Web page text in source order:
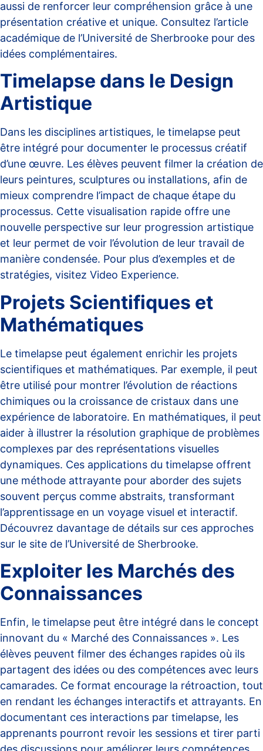
aussi de renforcer leur compréhension grâce à une
présentation créative et unique. Consultez l’article
académique de l’Université de Sherbrooke pour des
idées complémentaires.
Timelapse dans le Design
Artistique
Dans les disciplines artistiques, le timelapse peut
être intégré pour documenter le processus créatif
d’une œuvre. Les élèves peuvent filmer la création de
leurs peintures, sculptures ou installations, afin de
mieux comprendre l’impact de chaque étape du
processus. Cette visualisation rapide offre une
nouvelle perspective sur leur progression artistique
et leur permet de voir l’évolution de leur travail de
manière condensée. Pour plus d’exemples et de
stratégies, visitez Video Experience.
Projets Scientifiques et
Mathématiques
Le timelapse peut également enrichir les projets
scientifiques et mathématiques. Par exemple, il peut
être utilisé pour montrer l’évolution de réactions
chimiques ou la croissance de cristaux dans une
expérience de laboratoire. En mathématiques, il peut
aider à illustrer la résolution graphique de problèmes
complexes par des représentations visuelles
dynamiques. Ces applications du timelapse offrent
une méthode attrayante pour aborder des sujets
souvent perçus comme abstraits, transformant
l’apprentissage en un voyage visuel et interactif.
Découvrez davantage de détails sur ces approches
sur le site de l’Université de Sherbrooke.
Exploiter les Marchés des
Connaissances
Enfin, le timelapse peut être intégré dans le concept
innovant du « Marché des Connaissances ». Les
élèves peuvent filmer des échanges rapides où ils
partagent des idées ou des compétences avec leurs
camarades. Ce format encourage la rétroaction, tout
en rendant les échanges interactifs et attrayants. En
documentant ces interactions par timelapse, les
apprenants pourront revoir les sessions et tirer parti